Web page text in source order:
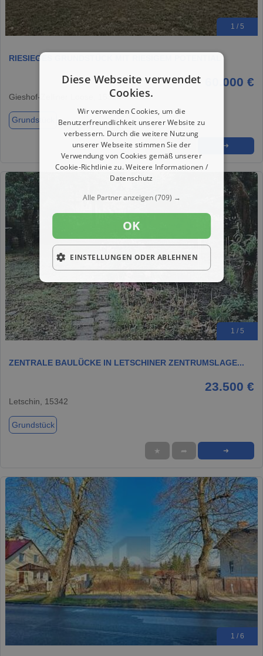
1 / 5
RIESIEGES GRUNDSTÜCK MIT RIESIGEM POTENTIAL
60.000 €
Gieshof-Zelliner Loose, 15324
Grundstück
★ ➦ ➜
1 / 5
ZENTRALE BAULÜCKE IN LETSCHINER ZENTRUMSLAGE...
23.500 €
Letschin, 15342
Grundstück
★ ➦ ➜
1 / 6
Diese Webseite verwendet
Cookies.
Wir verwenden Cookies, um die
Benutzerfreundlichkeit unserer Website zu
verbessern. Durch die weitere Nutzung
unserer Webseite stimmen Sie der
Verwendung von Cookies gemäß unserer
Cookie-Richtlinie zu.Weitere Informationen /
Datenschutz
Alle Partner anzeigen(709) →
OK
EINSTELLUNGEN ODER ABLEHNEN